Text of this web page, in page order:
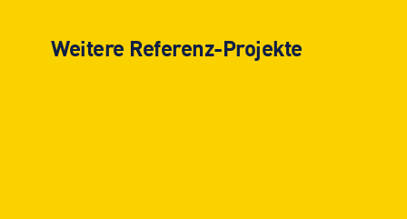
Weitere Referenz-Projekte